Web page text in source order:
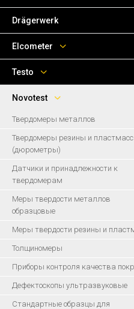
Drägerwerk
Elcometer
Testo
Novotest
Твердомеры металлов
Твердомеры резины и пластмасс
(дюрометры)
Датчики и принадлежности к
твердомерам
Меры твердости металлов
образцовые
Меры твердости резины и
Толщиномеры
Приборы контроля качества
Дефектоскопы ультразвуковые
Стандартные образцы для